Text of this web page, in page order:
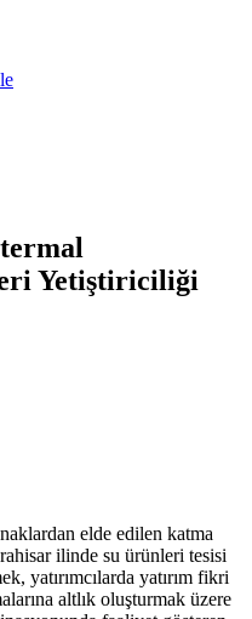
Yetiştiriciliği
elde edilen katma
ilinde su ürünleri tesisi
yatırımcılarda yatırım fikri
altlık oluşturmak üzere